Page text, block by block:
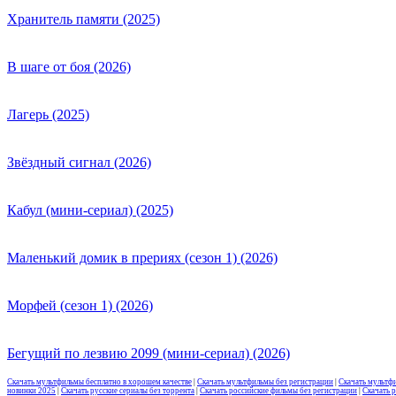
Хранитель памяти (2025)
В шаге от боя (2026)
Лагерь (2025)
Звёздный сигнал (2026)
Кабул (мини-сериал) (2025)
Маленький домик в прериях (сезон 1) (2026)
Морфей (сезон 1) (2026)
Бегущий по лезвию 2099 (мини-сериал) (2026)
Скачать мультфильмы бесплатно в хорошем качестве Скачать мультфильмы без регистрации Скачать
новинки 2025
Скачать русские сериалы без торрента Скачать российские фильмы без регистрации Скачать